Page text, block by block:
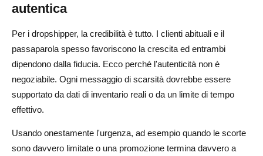
autentica
Per i dropshipper, la credibilità è tutto. I clienti abituali e il
passaparola spesso favoriscono la crescita ed entrambi
dipendono dalla fiducia. Ecco perché l'autenticità non è
negoziabile. Ogni messaggio di scarsità dovrebbe essere
supportato da dati di inventario reali o da un limite di tempo
effettivo.
Usando onestamente l'urgenza, ad esempio quando le scorte
sono davvero limitate o una promozione termina davvero a